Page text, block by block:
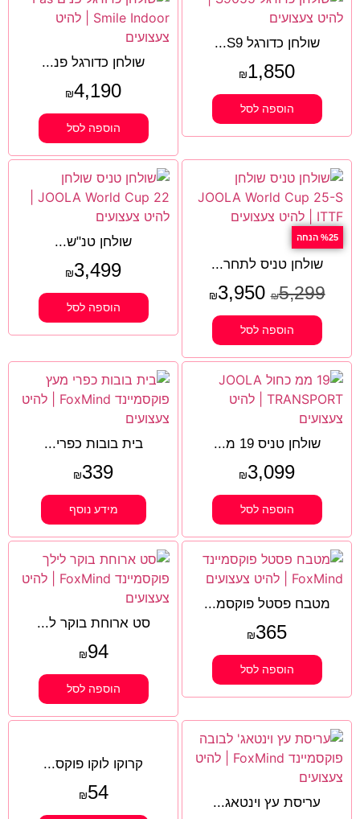
שולחן כדורגל S9...
₪1,850
הוספה לסל
שולחן כדורגל פנ...
₪4,190
הוספה לסל
%25 הנחה
שולחן טניס לתחר...
₪5,299
₪3,950
הוספה לסל
שולחן טנ"ש...
₪3,499
הוספה לסל
שולחן טניס 19 מ...
₪3,099
הוספה לסל
בית בובות כפרי...
₪339
מידע נוסף
מטבח פסטל פוקסמ...
₪365
הוספה לסל
סט ארוחת בוקר ל...
₪94
הוספה לסל
עריסת עץ וינטאג...
קרוקו לוקו פוקס...
₪54